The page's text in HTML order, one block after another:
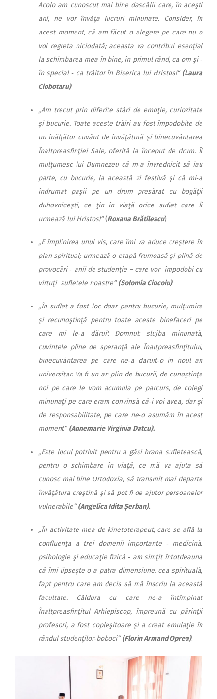
Acolo am cunoscut mai bine dascălii care, în aceşti
ani, ne vor învăţa lucruri minunate. Consider, în
acest moment, că am făcut o alegere pe care nu o
voi regreta niciodată; aceasta va contribui esenţial
la schimbarea mea în bine, în primul rând, ca om şi ‑
în special ‑ ca trăitor în Biserica lui Hristos!“ (Laura
Ciobotaru)
„Am trecut prin diferite stări de emoţie, curiozitate
şi bucurie. Toate aceste trăiri au fost împodobite de
un înălţător cuvânt de învăţătură şi binecuvântarea
Înaltpreasfinţiei Sale, oferită la început de drum. Îi
mulţumesc lui Dumnezeu că m‑a învrednicit să iau
parte, cu bucurie, la această zi festivă şi că mi‑a
îndrumat paşii pe un drum presărat cu bogăţii
duhovniceşti, ce ţin în viaţă orice suflet care Îi
urmează lui Hristos!“(Roxana Brătilescu)
„E împlinirea unui vis, care îmi va aduce creştere în
plan spiritual; urmează o etapă frumoasă şi plină de
provocări ‑ anii de studenţie – care vor împodobi cu
virtuţi sufletele noastre“ (Solomia Ciocoiu)
„În suflet a fost loc doar pentru bucurie, mulţumire
şi recunoştinţă pentru toate aceste binefaceri pe
care mi le‑a dăruit Domnul: slujba minunată,
cuvintele pline de speranţă ale Înaltpreasfinţitului,
binecuvântarea pe care ne‑a dăruit‑o în noul an
universitar. Va fi un an plin de bucurii, de cunoştinţe
noi pe care le vom acumula pe parcurs, de colegi
minunaţi pe care eram convinsă că‑i voi avea, dar şi
de responsabilitate, pe care ne‑o asumăm în acest
moment“(Annemarie Virginia Datcu).
„Este locul potrivit pentru a găsi hrana sufletească,
pentru o schimbare în viaţă, ce mă va ajuta să
cunosc mai bine Ortodoxia, să transmit mai departe
învăţătura creştină şi să pot fi de ajutor persoanelor
vulnerabile“(Angelica Idita Șerban).
„În activitate mea de kinetoterapeut, care se află la
confluenţa a trei domenii importante ‑ medicină,
psihologie şi educaţie fizică ‑ am simţit întotdeauna
că îmi lipseşte o a patra dimensiune, cea spirituală,
fapt pentru care am decis să mă înscriu la această
facultate. Căldura cu care ne‑a întîmpinat
Înaltpreasfinţitul Arhiepiscop, împreună cu părinţii
profesori, a fost copleşitoare şi a creat emulaţie în
rândul studenţilor‑boboci“ (Florin Armand Oprea).